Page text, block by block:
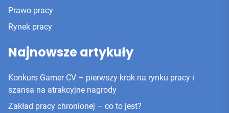
Prawo pracy
Rynek pracy
Najnowsze artykuły
Konkurs Gamer CV – pierwszy krok na rynku pracy i
szansa na atrakcyjne nagrody
Zakład pracy chronionej – co to jest?